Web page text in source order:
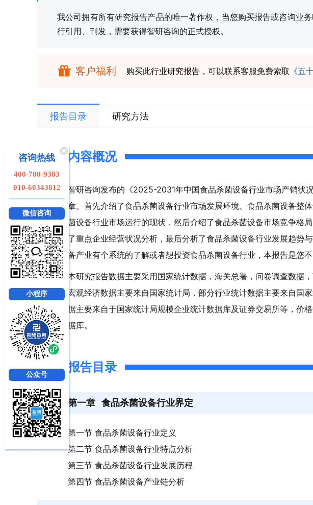
我公司拥有所有研究报告产品的唯一著作权，当您购买报告或咨询业
行引用、刊发，需要获得智研咨询的正式授权。
客户福利 购买此行业研究报告，可以联系客服免费索取 《五
报告目录 研究方法
内容概况
智研咨询发布的《2025-2031年中国食品杀菌设备行业市场产销状
章。首先介绍了食品杀菌设备行业市场发展环境、食品杀菌设备整
菌设备行业市场运行的现状，然后介绍了食品杀菌设备市场竞争格
了重点企业经营状况分析，最后分析了食品杀菌设备行业发展趋势
备产业有个系统的了解或者想投资食品杀菌设备行业，本报告是您不
本研究报告数据主要采用国家统计数据，海关总署，问卷调查数据
宏观经济数据主要来自国家统计局，部分行业统计数据主要来自国
据主要来自于国家统计局规模企业统计数据库及证券交易所等，价
据库。
报告目录
第一章 食品杀菌设备行业界定
第一节 食品杀菌设备行业定义
第二节 食品杀菌设备行业特点分析
第三节 食品杀菌设备行业发展历程
第四节 食品杀菌设备产业链分析
咨询热线
400-700-9383
010-60343812
微信咨询
小程序
公众号